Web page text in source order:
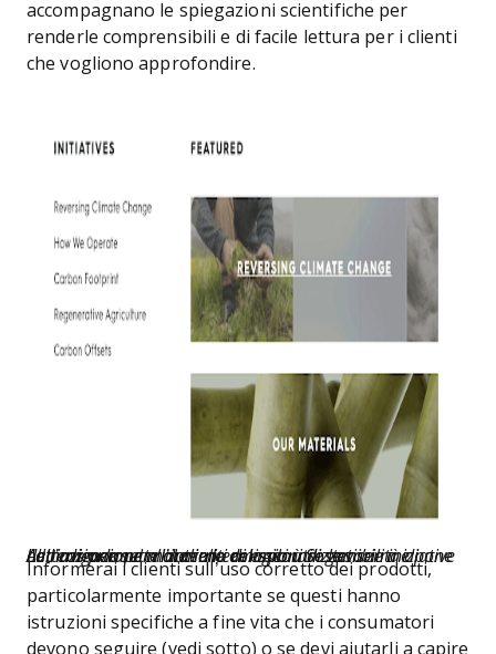
accompagnano le spiegazioni scientifiche per
renderle comprensibili e di facile lettura per i clienti
che vogliono approfondire.
La navigazione all’interno del menù Sostenibilità di Allbirds permette ai clienti di esplorare le varie iniziative dell’azienda per ridurre le emissioni di gas serra e pone l’attenzione sui materiali ecologici utilizzati.
Informerai i clienti sull’uso corretto dei prodotti,
particolarmente importante se questi hanno
istruzioni specifiche a fine vita che i consumatori
devono seguire (vedi sotto) o se devi aiutarli a capire